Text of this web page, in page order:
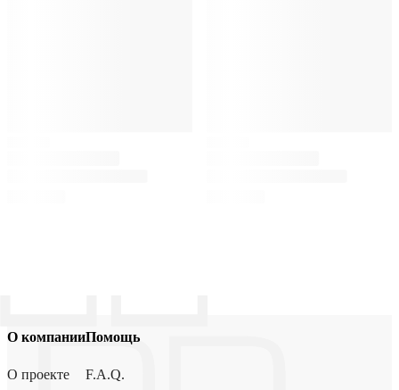
О компании
О проекте
Помощь
F.A.Q.